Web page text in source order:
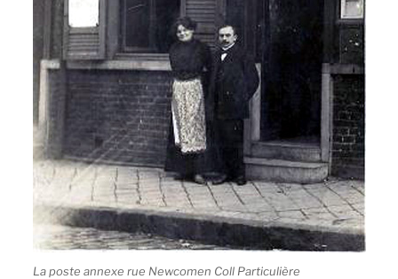
La poste annexe rue Newcomen Coll Particulière